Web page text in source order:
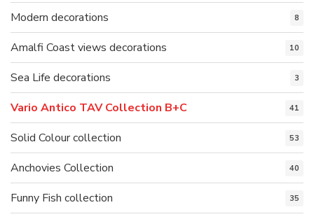
Modern decorations 8
Amalfi Coast views decorations 10
Sea Life decorations 3
Vario Antico TAV Collection B+C 41
Solid Colour collection 53
Anchovies Collection 40
Funny Fish collection 35